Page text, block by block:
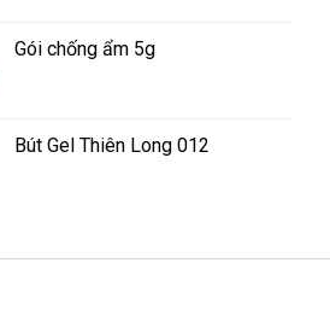
Gói chống ẩm 5g
Bút Gel Thiên Long 012